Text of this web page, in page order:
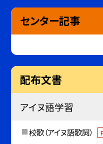
センター記事
配布文書
アイヌ語学習
校歌（アイヌ語歌詞）